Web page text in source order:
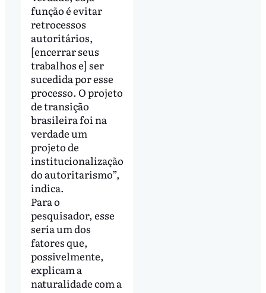
função é evitar
retrocessos
autoritários,
[encerrar seus
trabalhos e] ser
sucedida por esse
processo. O projeto
de transição
brasileira foi na
verdade um
projeto de
institucionalização
do autoritarismo”,
indica.
Para o
pesquisador, esse
seria um dos
fatores que,
possivelmente,
explicam a
naturalidade com a